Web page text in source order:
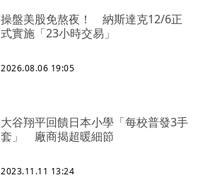
操盤美股免熬夜！ 納斯達克12/6正
式實施「23小時交易」
2026.08.06 19:05
大谷翔平回饋日本小學「每校普發3手
套」 廠商揭超暖細節
2023.11.11 13:24